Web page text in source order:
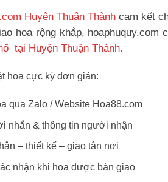
Huyện Thuận Thành cam kết
hoa rộng khắp,
tại Huyện Thuận Thành.
hoa cực kỳ đơn giản:
qua Zalo / Website Hoa88.com
nhắn & thông tin người nhận
– thiết kế – giao tận nơi
nhận khi hoa được bàn giao